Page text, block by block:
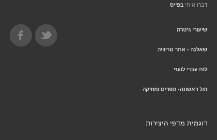
דברו איתי בפייס
שיעורי גיטרה
שאלנה - אתר טריוויה
לוח עברי לועזי
רגל ראשונה- ספרים ומוזיקה
דוגמית מדפי היצירות